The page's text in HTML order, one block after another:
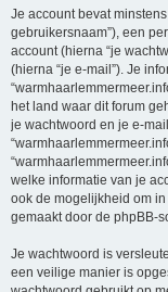
Je account bevat
gebruikersnaam”), een
account (hierna “je
(hierna “je e-mail”). Je
het land waar dit forum
je wachtwoord en je e-
welke informatie van je
ook de mogelijkheid om
gemaakt door de phpBB-
Je wachtwoord is
een veilige manier is